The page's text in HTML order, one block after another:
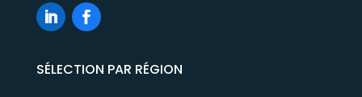
SÉLECTION PAR RÉGION